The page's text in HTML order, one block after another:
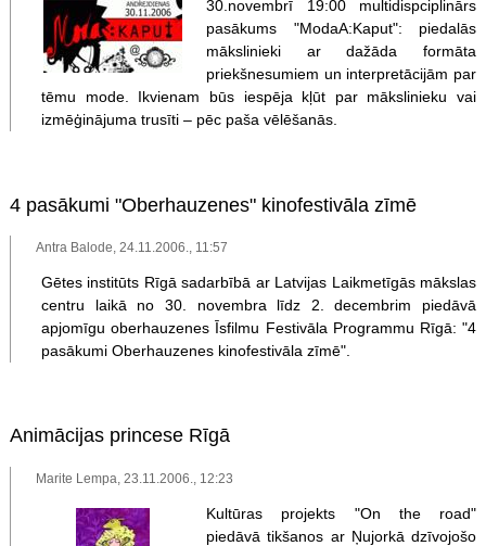
30.novembrī 19:00 multidispciplinārs
pasākums "ModaA:Kaput": piedalās
mākslinieki ar dažāda formāta
priekšnesumiem un interpretācijām par
tēmu mode. Ikvienam būs iespēja kļūt par mākslinieku vai
izmēģinājuma trusīti – pēc paša vēlēšanās.
4 pasākumi "Oberhauzenes" kinofestivāla zīmē
Antra Balode, 24.11.2006., 11:57
Gētes institūts Rīgā sadarbībā ar Latvijas Laikmetīgās mākslas
centru laikā no 30. novembra līdz 2. decembrim piedāvā
apjomīgu oberhauzenes Īsfilmu Festivāla Programmu Rīgā: "4
pasākumi Oberhauzenes kinofestivāla zīmē".
Animācijas princese Rīgā
Marite Lempa, 23.11.2006., 12:23
Kultūras projekts "On the road"
piedāvā tikšanos ar Ņujorkā dzīvojošo